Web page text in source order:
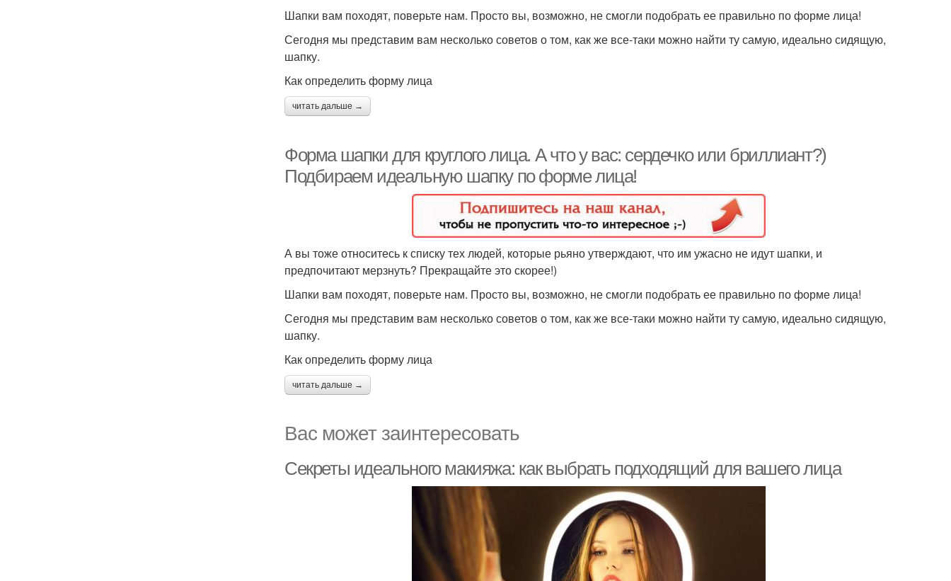
Шапки вам походят, поверьте нам. Просто вы, возможно, не смогли подобрать ее правильно по форме лица!
Сегодня мы представим вам несколько советов о том, как же все-таки можно найти ту самую, идеально сидящую,
шапку.
Как определить форму лица
читать дальше →
Форма шапки для круглого лица. А что у вас: сердечко или бриллиант?)
Подбираем идеальную шапку по форме лица!
А вы тоже относитесь к списку тех людей, которые рьяно утверждают, что им ужасно не идут шапки, и
предпочитают мерзнуть? Прекращайте это скорее!)
Шапки вам походят, поверьте нам. Просто вы, возможно, не смогли подобрать ее правильно по форме лица!
Сегодня мы представим вам несколько советов о том, как же все-таки можно найти ту самую, идеально сидящую,
шапку.
Как определить форму лица
читать дальше →
Вас может заинтересовать
Секреты идеального макияжа: как выбрать подходящий для вашего лица